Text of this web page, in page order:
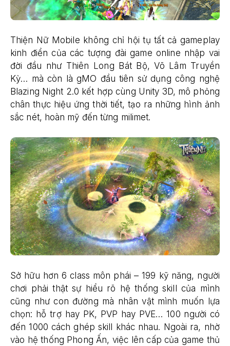
Thiện Nữ Mobile không chỉ hội tụ tất cả gameplay
kinh điển của các tượng đài game online nhập vai
đời đầu như Thiên Long Bát Bộ, Võ Lâm Truyền
Kỳ… mà còn là gMO đầu tiên sử dụng công nghệ
Blazing Night 2.0 kết hợp cùng Unity 3D, mô phỏng
chân thực hiệu ứng thời tiết, tạo ra những hình ảnh
sắc nét, hoàn mỹ đến từng milimet.
Sở hữu hơn 6 class môn phái – 199 kỹ năng, người
chơi phải thật sự hiểu rõ hệ thống skill của mình
cũng như con đường mà nhân vật mình muốn lựa
chọn: hỗ trợ hay PK, PVP hay PVE… 100 người có
đến 1000 cách ghép skill khác nhau. Ngoài ra, nhờ
vào hệ thống Phong Ấn, việc lên cấp của game thủ